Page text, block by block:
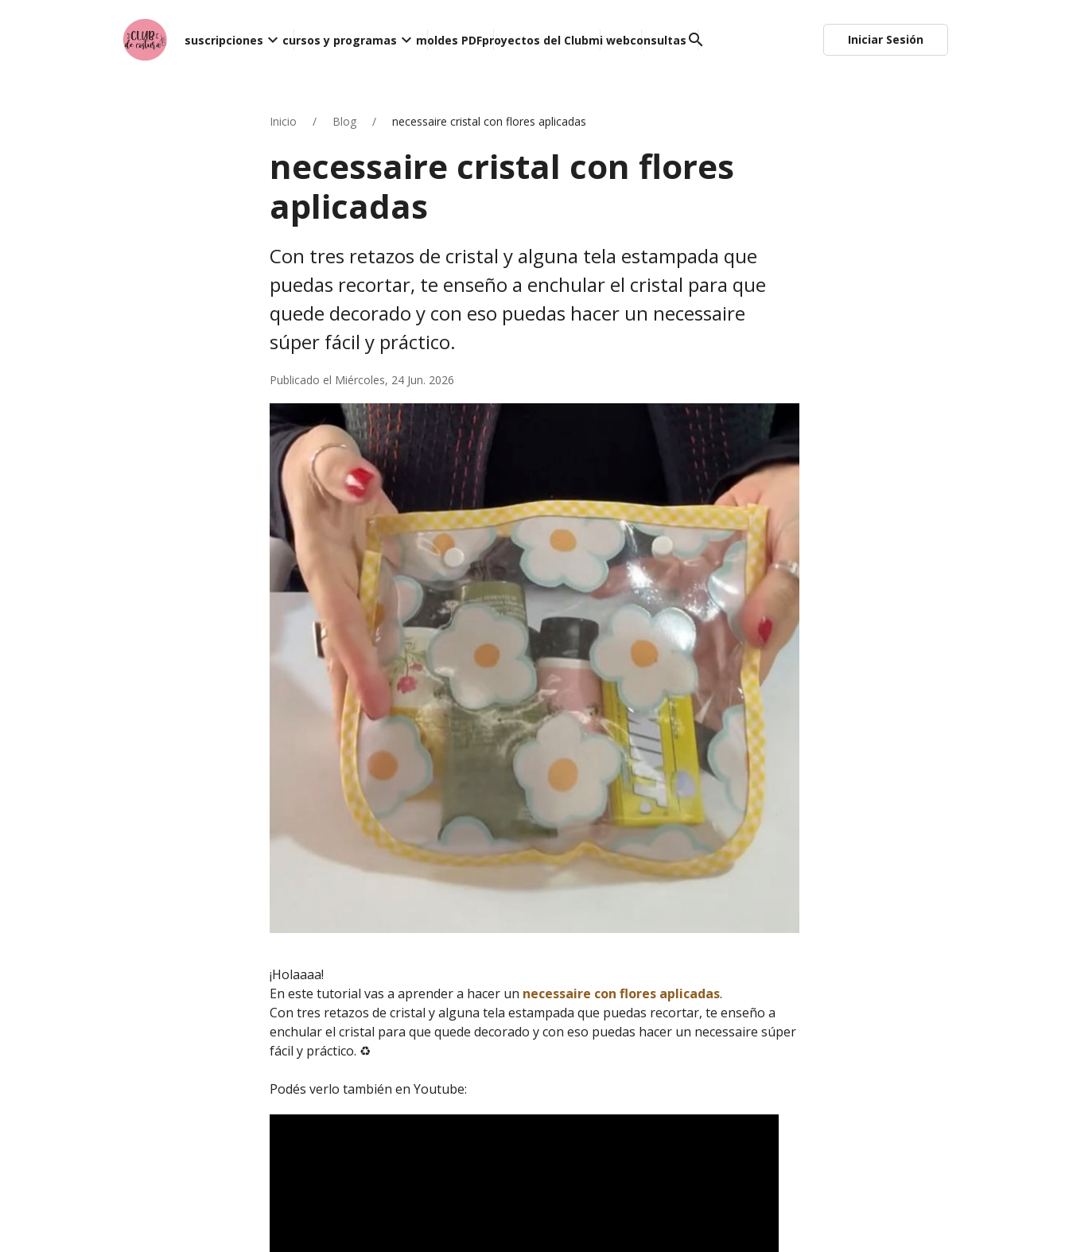
suscripciones keyboard_arrow_down cursos y programas keyboard_arrow_down moldes PDFproyectos del Clubmi webconsultas search Iniciar Sesión
Inicio Blog necessaire cristal con flores aplicadas
necessaire cristal con flores
aplicadas
Con tres retazos de cristal y alguna tela estampada que
puedas recortar, te enseño a enchular el cristal para que
quede decorado y con eso puedas hacer un necessaire
súper fácil y práctico.
Publicado el Miércoles, 24 Jun. 2026
¡Holaaaa!
En este tutorial vas a aprender a hacer un necessaire con flores aplicadas.
Con tres retazos de cristal y alguna tela estampada que puedas recortar, te enseño a
enchular el cristal para que quede decorado y con eso puedas hacer un necessaire súper
fácil y práctico. ♻️
Podés verlo también en Youtube: